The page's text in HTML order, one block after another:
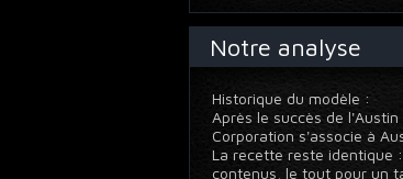
Notre analyse
Historique du modèle :
Après le succès de
Corporation s'associe à
La recette reste identique
contenus, le tout pour un